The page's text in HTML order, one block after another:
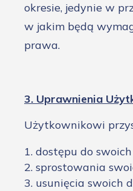
okresie, jedynie w
w jakim będą
prawa.
3. Uprawnienia
Użytkownikowi
1. dostępu do
2. sprostowania
3. usunięcia swoich